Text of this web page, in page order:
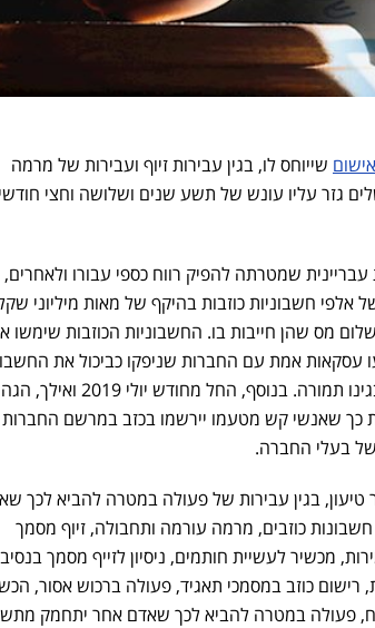
שייוחס לו, בגין עבירות זיוף ועבירות של מרמה
גזר עליו עונש של תשע שנים ושלושה וחצי חודשי
ברשת עבריינית שמטרתה להפיק רווח כספי עבורו ולאחרים,
חשבוניות כוזבות בהיקף של מאות מיליוני
מס שהן חייבות בו. החשבוניות הכוזבות שימשו
עסקאות אמת עם החברות שניפקו כביכול את
הכוזבות, בגינן התקבל שירות או תמורה, וכי שולמה בגינו תמורה. בנוסף, החל מחודש יולי 2019 ואילך, הגה
כך שאנשי קש מטעמו יירשמו בכזב במרשם החברות
בעלי החברה.
בגין עבירות של פעולה במטרה להביא לכך
כוזבים, מרמה עורמה ותחבולה, זיוף מסמך
מכשיר לעשיית חותמים, ניסיון לזייף מסמך
רישום כוזב במסמכי תאגיד, פעולה ברכוש אסור,
פעולה במטרה להביא לכך שאדם אחר יתחמק